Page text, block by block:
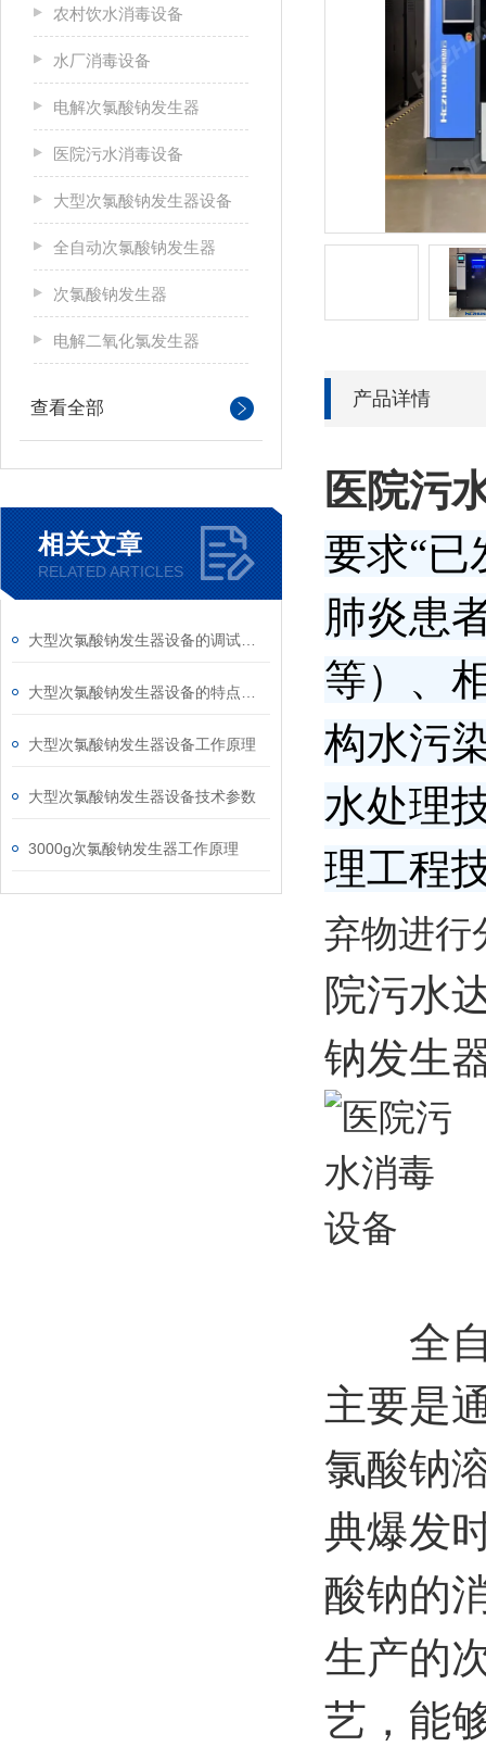
农村饮水消毒设备
水厂消毒设备
电解次氯酸钠发生器
医院污水消毒设备
大型次氯酸钠发生器设备
全自动次氯酸钠发生器
次氯酸钠发生器
电解二氧化氯发生器
查看全部
相关文章
RELATED ARTICLES
大型次氯酸钠发生器设备工作原理
大型次氯酸钠发生器设备技术参数
3000g次氯酸钠发生器工作原理
产品详情
医院污
要求“
肺炎患
等）、
构水污
水处理
理工程
弃物进行
院污水
钠发生
全
主要是
氯酸钠
典爆发
酸钠的
生产的
艺，能